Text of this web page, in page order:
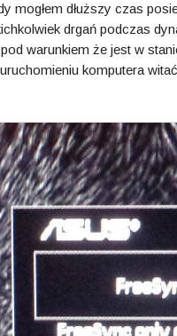
mogłem dłuższy czas
drgań podczas
warunkiem że jest w
komputera